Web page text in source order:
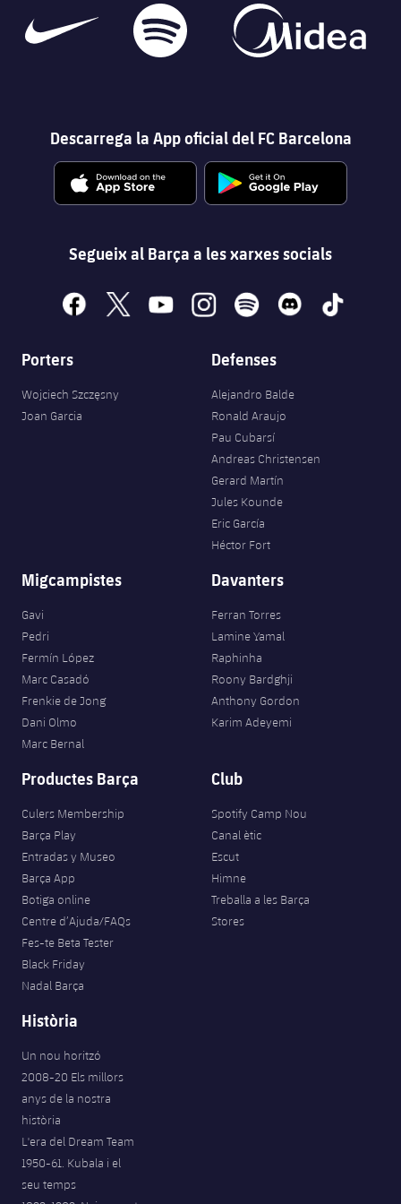
Descarrega la App oficial del FC Barcelona
Segueix al Barça a les xarxes socials
facebook
x youtubeinstagramspotify discord tiktok
Porters
Wojciech Szczęsny
Joan Garcia
Defenses
Alejandro Balde
Ronald Araujo
Pau Cubarsí
Andreas Christensen
Gerard Martín
Jules Kounde
Eric García
Héctor Fort
Migcampistes
Gavi
Pedri
Fermín López
Marc Casadó
Frenkie de Jong
Dani Olmo
Marc Bernal
Davanters
Ferran Torres
Lamine Yamal
Raphinha
Roony Bardghji
Anthony Gordon
Karim Adeyemi
Productes Barça
Culers Membership
Barça Play
Entradas y Museo
Barça App
Botiga online
Centre d’Ajuda/FAQs
Fes-te Beta Tester
Black Friday
Nadal Barça
Club
Spotify Camp Nou
Canal ètic
Escut
Himne
Treballa a les Barça
Stores
Història
Un nou horitzó
2008-20 Els millors
anys de la nostra
història
L'era del Dream Team
1950-61. Kubala i el
seu temps